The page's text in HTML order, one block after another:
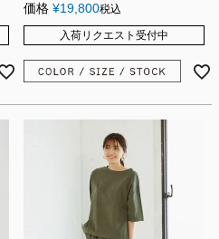
価格 ¥19,800税込
入荷リクエスト受付中